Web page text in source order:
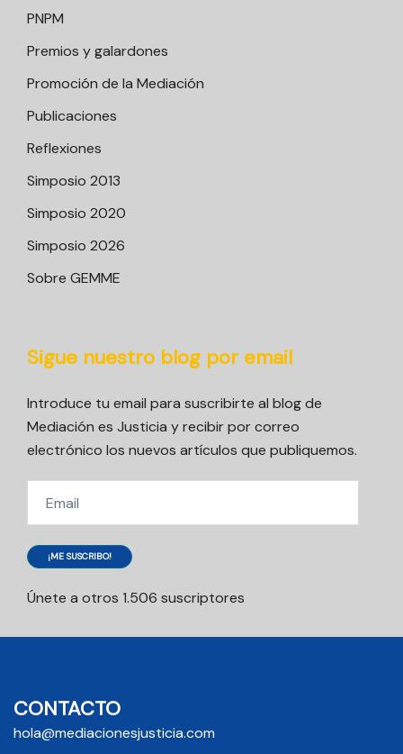
PNPM
Premios y galardones
Promoción de la Mediación
Publicaciones
Reflexiones
Simposio 2013
Simposio 2020
Simposio 2026
Sobre GEMME
Sigue nuestro blog por email
Introduce tu email para suscribirte al blog de
Mediación es Justicia y recibir por correo
electrónico los nuevos artículos que publiquemos.
¡ME SUSCRIBO!
Únete a otros 1.506 suscriptores
CONTACTO
hola@mediacionesjusticia.com